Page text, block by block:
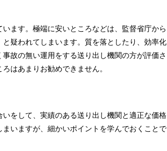
ます。極端に安いところなどは、監督省庁から
と疑われてしまいます。質を落としたり、効率化
故の無い運用をする送り出し機関の方が評価さ
はあまりお勧めできません。
をして、実績のある送り出し機関と適正な価格
いますが、細かいポイントを学んでおくことで